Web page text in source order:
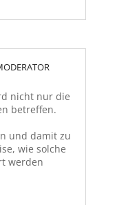
nicht nur die
betreffen.
und damit zu
wie solche
werden